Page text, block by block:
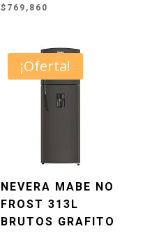
$ 769,860
¡Oferta!
NEVERA MABE NO
FROST 313L
BRUTOS GRAFITO